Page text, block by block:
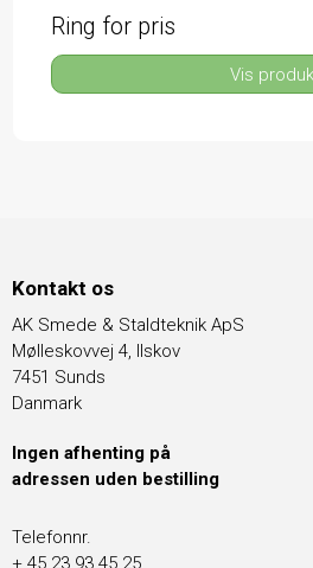
Ring for pris
Vis
Kontakt os
AK Smede & Staldteknik ApS
Mølleskovvej 4, Ilskov
7451 Sunds
Danmark
Ingen afhenting på
adressen uden bestilling
Telefonnr.
+ 45 23 93 45 25